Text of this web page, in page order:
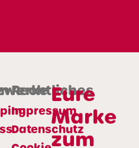
Rechtliches
Impressum
Datenschutz
Eure
Marke
zum